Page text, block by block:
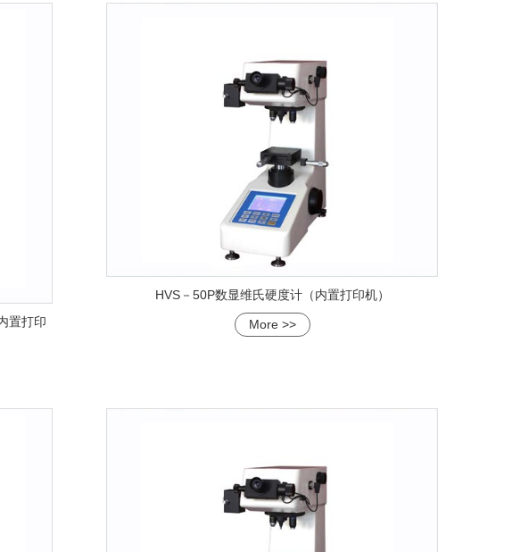
置打印
HVS－50P数显维氏硬度计（内置打印机）
More >>